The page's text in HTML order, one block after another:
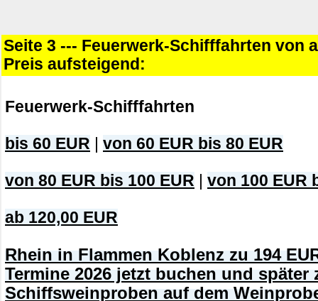
Seite 3 --- Feuerwerk-Schifffahrten von
Preis aufsteigend:
Feuerwerk-Schifffahrten
bis 60 EUR von 60 EUR bis 80 EUR
von 80 EUR bis 100 EUR von 100 EUR
ab 120,00 EUR
Rhein in Flammen Koblenz zu 194
Termine 2026 jetzt buchen und später
Schiffsweinproben auf dem